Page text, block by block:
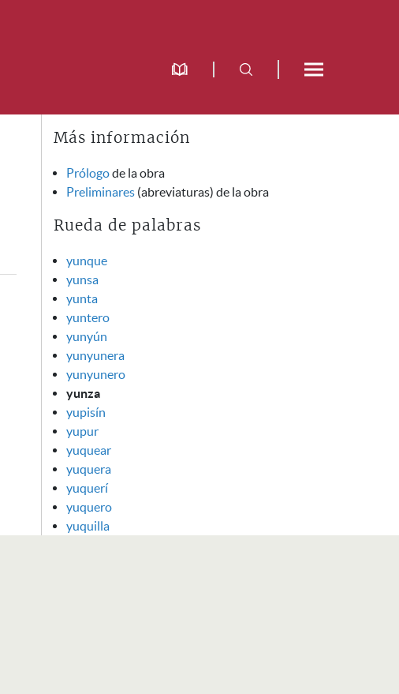
Más información
Prólogode la obra
Preliminares (abreviaturas) de la obra
Rueda de palabras
yunque
yunsa
yunta
yuntero
yunyún
yunyunera
yunyunero
yunza
yupisín
yupur
yuquear
yuquera
yuquerí
yuquero
yuquilla